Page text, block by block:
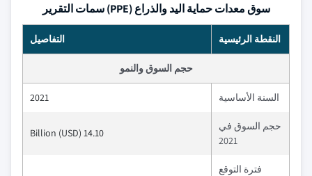
سوق معدات حماية اليد والذراع (PPE) سمات التقرير
النقطة الرئيسية التفاصيل
حجم السوق والنمو
السنة الأساسية 2021
حجم السوق في
2021
14.10 Billion (USD)
فترة التوقع